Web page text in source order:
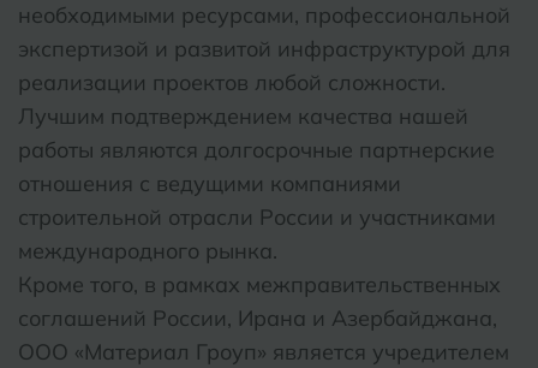
необходимыми ресурсами, профессиональной
экспертизой и развитой инфраструктурой для
реализации проектов любой сложности.
Лучшим подтверждением качества нашей
работы являются долгосрочные партнерские
отношения с ведущими компаниями
строительной отрасли России и участниками
международного рынка.
Кроме того, в рамках межправительственных
соглашений России, Ирана и Азербайджана,
ООО «Материал Гроуп» является учредителем